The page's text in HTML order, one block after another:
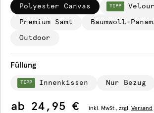
Polyester Canvas TIPP
Premium Samt Baumwoll-
Outdoor
Füllung
TIPP Innenkissen Nur Bezug
ab 24,95 € inkl. MwSt., zzgl. Versand